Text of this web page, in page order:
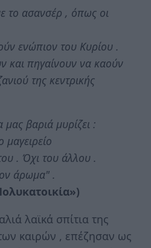
το ασανσέρ , όπως οι
ενώπιον του Κυρίου .
και πηγαίνουν να καούν
της κεντρικής
μας βαριά μυρίζει :
. Όχι του άλλου .
άρωμα" .
λαϊκά σπίτια της
καιρών , επέζησαν ως